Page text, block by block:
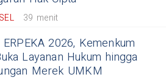
39 menit
2026, Kemenkum
Layanan Hukum hingga
Merek UMKM